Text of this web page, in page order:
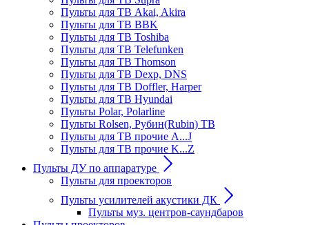
Пульты для ТВ Akai, Akira
Пульты для ТВ BBK
Пульты для ТВ Toshiba
Пульты для ТВ Telefunken
Пульты для ТВ Thomson
Пульты для ТВ Dexp, DNS
Пульты для ТВ Doffler, Harper
Пульты для ТВ Hyundai
Пульты Polar, Polarline
Пульты Rolsen, Рубин(Rubin) ТВ
Пульты для ТВ прочие A...J
Пульты для ТВ прочие K...Z
Пульты ДУ по аппаратуре
Пульты для проекторов
Пульты усилителей акустики ДК
Пульты муз. центров-саундбаров